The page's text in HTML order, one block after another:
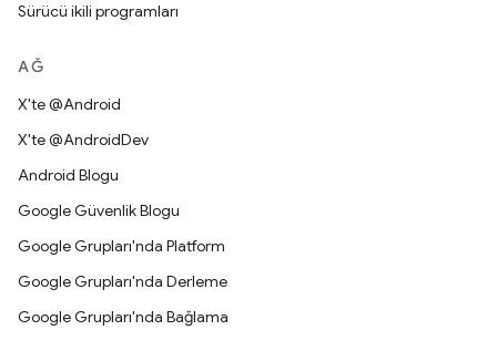
Sürücü ikili programları
AĞ
X'te @Android
X'te @AndroidDev
Android Blogu
Google Güvenlik Blogu
Google Grupları'nda Platform
Google Grupları'nda Derleme
Google Grupları'nda Bağlama